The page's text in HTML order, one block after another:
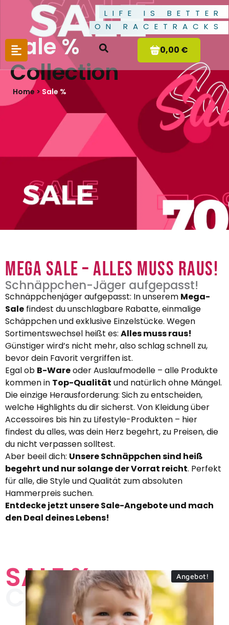
LIFE IS BETTER
ON RACETRACKS
0,00 €
Sale %
Collection
Home > Sale %
Mega Sale – Alles muss raus!
Schnäppchen-Jäger aufgepasst!
Schnäppchenjäger aufgepasst: In unserem Mega-
Sale findest du unschlagbare Rabatte, einmalige
Schäppchen und exklusive Einzelstücke. Wegen
Sortimentswechsel heißt es: Alles muss raus!
Günstiger wird’s nicht mehr, also schlag schnell zu,
bevor dein Favorit vergriffen ist.
Egal ob B-Wareoder Auslaufmodelle – alle Produkte
kommen in Top-Qualität und natürlich ohne Mängel.
Die einzige Herausforderung: Sich zu entscheiden,
welche Highlights du dir sicherst. Von Kleidung über
Accessoires bis hin zu Lifestyle-Produkten – hier
findest du alles, was dein Herz begehrt, zu Preisen, die
du nicht verpassen solltest.
Aber beeil dich: Unsere Schnäppchen sind heiß
begehrt und nur solange der Vorrat reicht. Perfekt
für alle, die Style und Qualität zum absoluten
Hammerpreis suchen.
Entdecke jetzt unsere Sale-Angebote und mach
den Deal deines Lebens!
SALE %
COLLECTION
Angebot!